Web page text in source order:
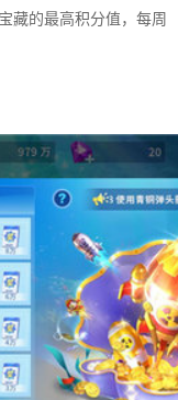
藏的最高积分值，每周